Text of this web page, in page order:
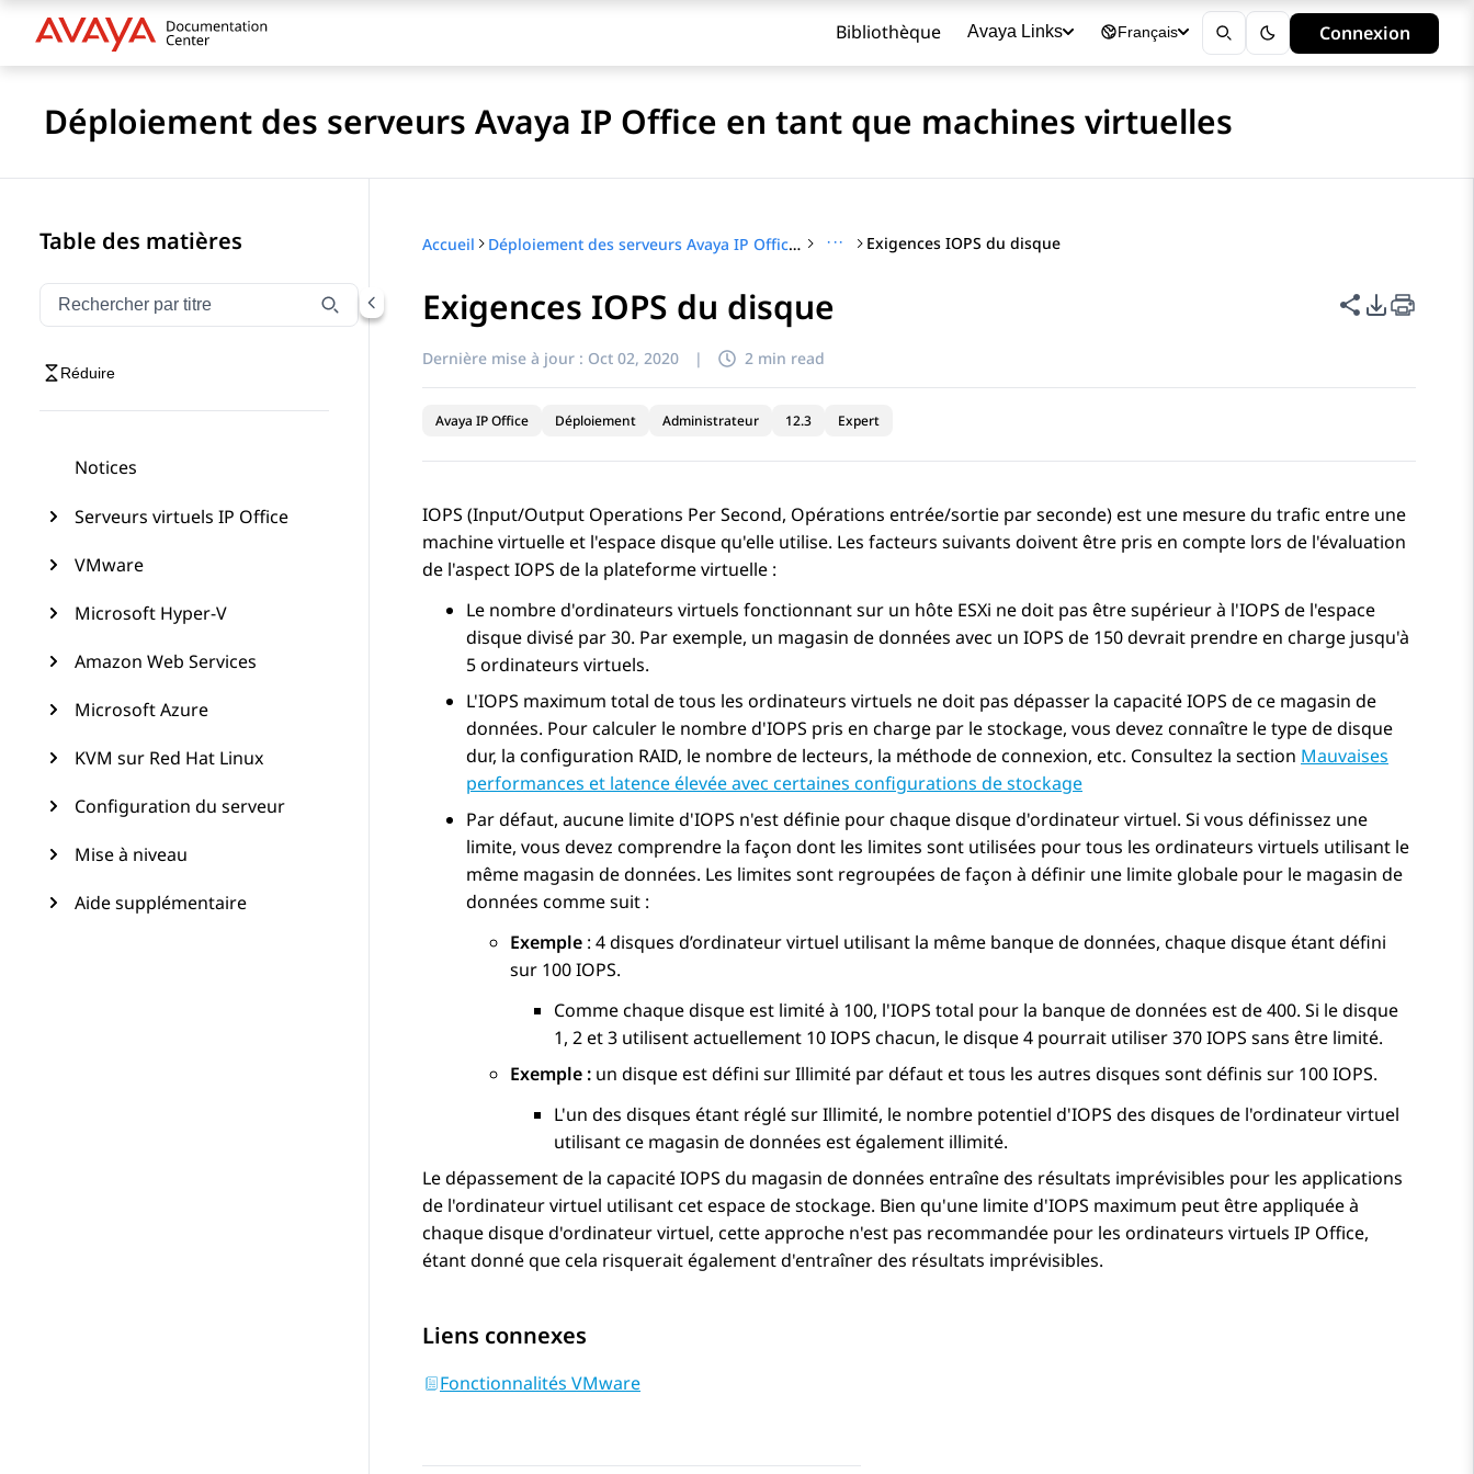
Bibliothèque Avaya Links Français Connexion
Déploiement des serveurs Avaya IP Office en tant que machines virtuelles
Table des matières
Filtrer la navigation par titre
Saisissez pour filtrer les éléments de navigation par titre
Réduire
Notices
Serveurs virtuels IP Office
VMware
Microsoft Hyper-V
Amazon Web Services
Microsoft Azure
KVM sur Red Hat Linux
Configuration du serveur
Mise à niveau
Aide supplémentaire
Accueil Déploiement des serveurs Avaya IP Office en tant que machines virtuelles ··· Exigences IOPS du disque
Exigences IOPS du disque Partager
Options
Dernière mise à jour : Oct 02, 2020 | 2 min read
Avaya IP Office Déploiement Administrateur 12.3 Expert
IOPS (Input/Output Operations Per Second, Opérations entrée/sortie par seconde) est une mesure du trafic entre une
machine virtuelle et l'espace disque qu'elle utilise. Les facteurs suivants doivent être pris en compte lors de l'évaluation
de l'aspect IOPS de la plateforme virtuelle :
Le nombre d'ordinateurs virtuels fonctionnant sur un hôte ESXi ne doit pas être supérieur à l'IOPS de l'espace
disque divisé par 30. Par exemple, un magasin de données avec un IOPS de 150 devrait prendre en charge jusqu'à
5 ordinateurs virtuels.
L'IOPS maximum total de tous les ordinateurs virtuels ne doit pas dépasser la capacité IOPS de ce magasin de
données. Pour calculer le nombre d'IOPS pris en charge par le stockage, vous devez connaître le type de disque
dur, la configuration RAID, le nombre de lecteurs, la méthode de connexion, etc. Consultez la section Mauvaises
performances et latence élevée avec certaines configurations de stockage
Par défaut, aucune limite d'IOPS n'est définie pour chaque disque d'ordinateur virtuel. Si vous définissez une
limite, vous devez comprendre la façon dont les limites sont utilisées pour tous les ordinateurs virtuels utilisant le
même magasin de données. Les limites sont regroupées de façon à définir une limite globale pour le magasin de
données comme suit :
Exemple : 4 disques d’ordinateur virtuel utilisant la même banque de données, chaque disque étant défini
sur 100 IOPS.
Comme chaque disque est limité à 100, l'IOPS total pour la banque de données est de 400. Si le disque
1, 2 et 3 utilisent actuellement 10 IOPS chacun, le disque 4 pourrait utiliser 370 IOPS sans être limité.
Exemple : un disque est défini sur Illimité par défaut et tous les autres disques sont définis sur 100 IOPS.
L'un des disques étant réglé sur Illimité, le nombre potentiel d'IOPS des disques de l'ordinateur virtuel
utilisant ce magasin de données est également illimité.
Le dépassement de la capacité IOPS du magasin de données entraîne des résultats imprévisibles pour les applications
de l'ordinateur virtuel utilisant cet espace de stockage. Bien qu'une limite d'IOPS maximum peut être appliquée à
chaque disque d'ordinateur virtuel, cette approche n'est pas recommandée pour les ordinateurs virtuels IP Office,
étant donné que cela risquerait également d'entraîner des résultats imprévisibles.
Liens connexes
Fonctionnalités VMware